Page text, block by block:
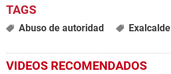
Abuso de autoridad Exalcalde
VIDEOS RECOMENDADOS